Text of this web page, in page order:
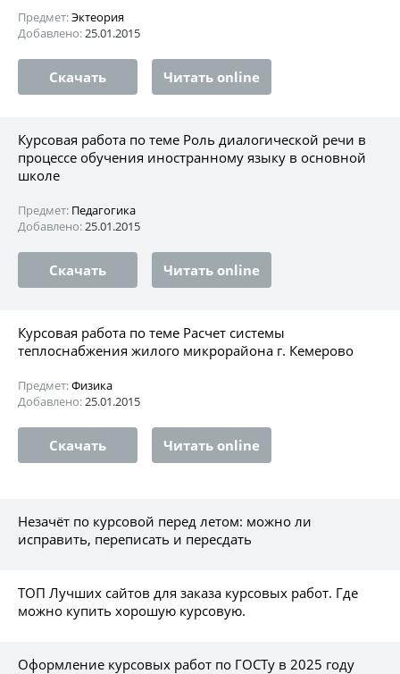
Предмет:Эктеория
Добавлено:25.01.2015
Скачать Читать online
Курсовая работа по теме Роль диалогической речи в
процессе обучения иностранному языку в основной
школе
Предмет: Педагогика
Добавлено:25.01.2015
Скачать Читать online
Курсовая работа по теме Расчет системы
теплоснабжения жилого микрорайона г. Кемерово
Предмет:Физика
Добавлено:25.01.2015
Скачать Читать online
Незачёт по курсовой перед летом: можно ли
исправить, переписать и пересдать
ТОП Лучших сайтов для заказа курсовых работ. Где
можно купить хорошую курсовую.
Оформление курсовых работ по ГОСТу в 2025 году